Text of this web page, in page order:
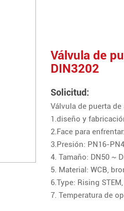
Válvula de
DIN3202
Solicitud:
Válvula de puerta
1.diseño y
2.Face para
3.Presión: PN16-
4. Tamaño: DN50 ~
5. Material: WCB,
6.Type: Rising STEM,
7. Temperatura de